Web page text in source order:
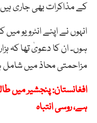
کے مذاکرات بھی جاری
انہوں نے اپنے انٹرویو
ہوں۔ ان کا دعویٰ تھا کہ
مزاحمتی محاذ میں شامل
افغانستان: پنجشیر میں
ہے، روسی انتباہ